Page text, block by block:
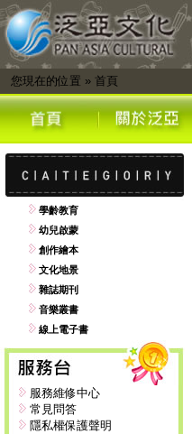
您現在的位置 » 首頁
學齡教育
幼兒啟蒙
創作繪本
文化地景
雜誌期刊
音樂叢書
線上電子書
服務維修中心
常見問答
隱私權保護聲明